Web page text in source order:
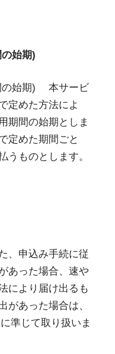
の始期)
の始期) 本サービ
定めた方法によ
期間の始期としま
定めた期間ごと
うものとします。
、申込み手続に従
あった場合、速や
により届け出るも
があった場合は、
準じて取り扱いま